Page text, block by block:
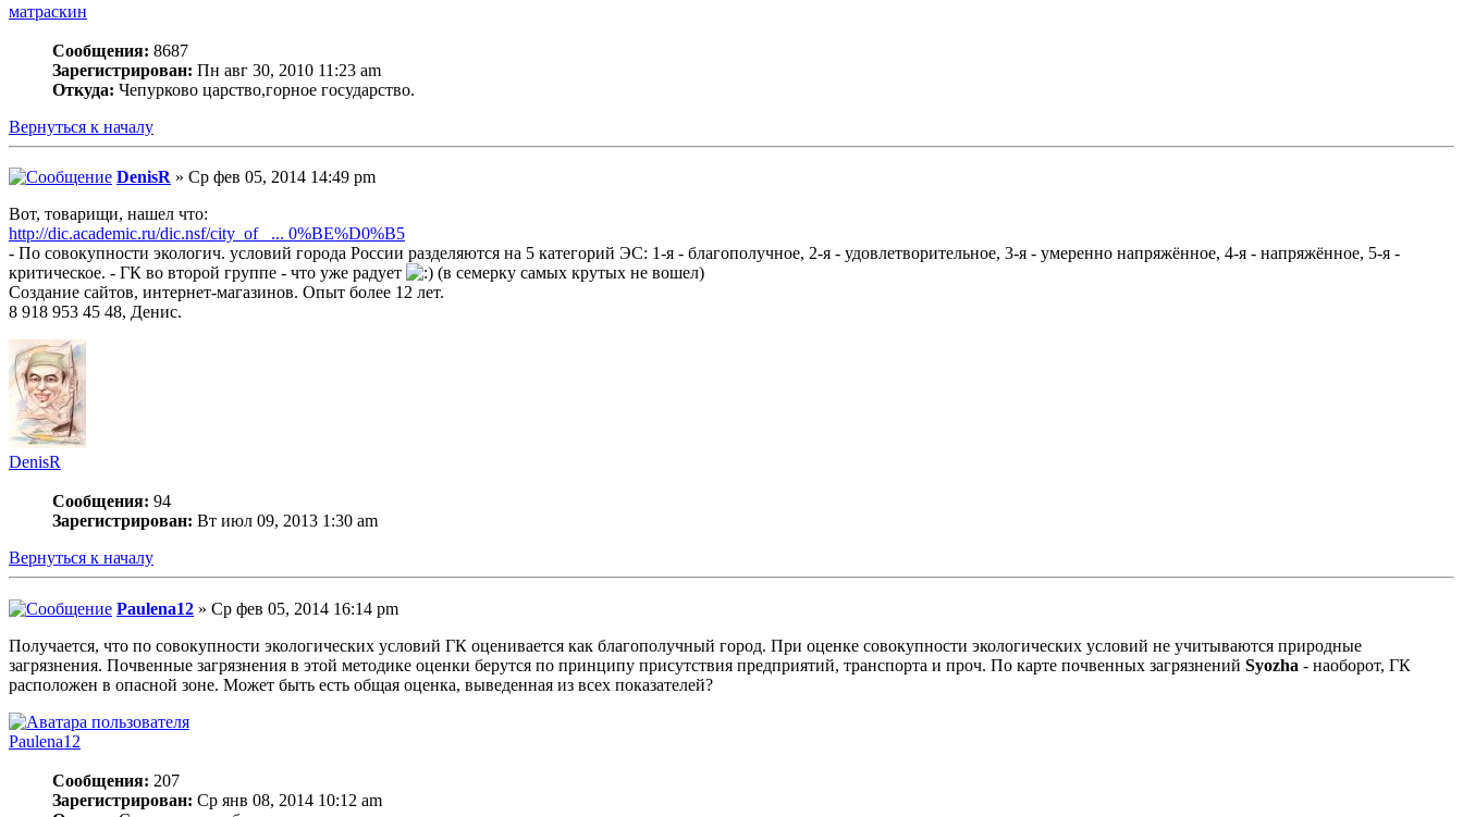
матраскин
Сообщения: 8687
Зарегистрирован: Пн авг 30, 2010 11:23 am
Откуда: Чепурково царство,горное государство.
Вернуться к началу
DenisR » Ср фев 05, 2014 14:49 pm
Вот, товарищи, нашел что:
http://dic.academic.ru/dic.nsf/city_of_ ... 0%BE%D0%B5
- По совокупности экологич. условий города России разделяются на 5 категорий ЭС: 1-я - благополучное, 2-я - удовлетворительное, 3-я - умеренно напряжённое, 4-я - напряжённое, 5-я -
критическое. - ГК во второй группе - что уже радует
(в семерку самых крутых не вошел)
Создание сайтов, интернет-магазинов. Опыт более 12 лет.
8 918 953 45 48, Денис.
DenisR
Сообщения: 94
Зарегистрирован: Вт июл 09, 2013 1:30 am
Вернуться к началу
Paulena12 » Ср фев 05, 2014 16:14 pm
Получается, что по совокупности экологических условий ГК оценивается как благополучный город. При оценке совокупности экологических условий не учитываются природные
загрязнения. Почвенные загрязнения в этой методике оценки берутся по принципу присутствия предприятий, транспорта и проч. По карте почвенных загрязнений Syozha - наоборот, ГК
расположен в опасной зоне. Может быть есть общая оценка, выведенная из всех показателей?
Paulena12
Сообщения: 207
Зарегистрирован: Ср янв 08, 2014 10:12 am